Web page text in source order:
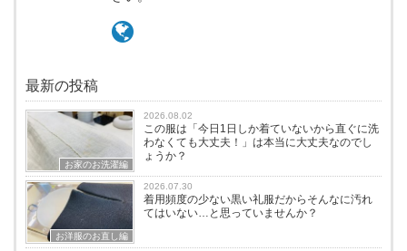
最新の投稿
お家のお洗濯編
2026.08.02
この服は「今日1日しか着ていないから直ぐに洗
わなくても大丈夫！」は本当に大丈夫なのでし
ょうか？
お洋服のお直し編
2026.07.30
着用頻度の少ない黒い礼服だからそんなに汚れ
てはいない…と思っていませんか？